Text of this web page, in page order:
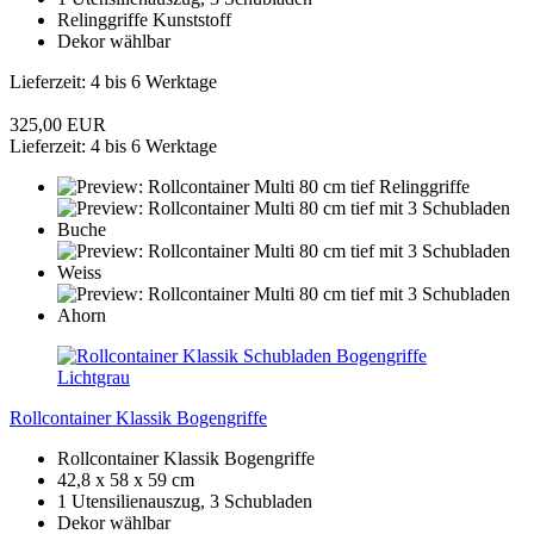
Relinggriffe Kunststoff
Dekor wählbar
Lieferzeit: 4 bis 6 Werktage
325,00 EUR
Lieferzeit: 4 bis 6 Werktage
Rollcontainer Klassik Bogengriffe
Rollcontainer Klassik Bogengriffe
42,8 x 58 x 59 cm
1 Utensilienauszug, 3 Schubladen
Dekor wählbar